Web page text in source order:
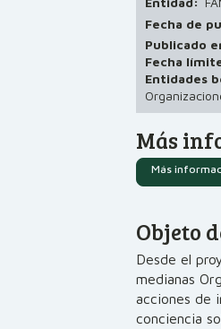
Fecha de
Publicado
Fecha
Entidades
Más
Más
Objeto
Desde el
medianas
acciones de
conciencia